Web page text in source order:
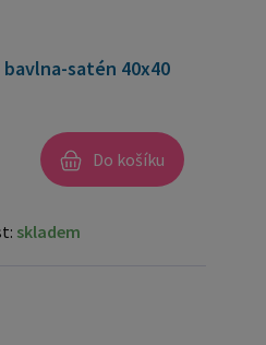
satén 40x40
Do košíku
skladem